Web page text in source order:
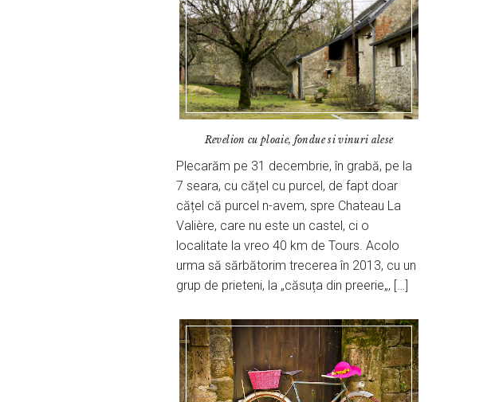
Revelion cu ploaie, fondue si vinuri alese
Plecarăm pe 31 decembrie, în grabă, pe la
7 seara, cu cățel cu purcel, de fapt doar
cățel că purcel n-avem, spre Chateau La
Valière, care nu este un castel, ci o
localitate la vreo 40 km de Tours. Acolo
urma să sărbătorim trecerea în 2013, cu un
grup de prieteni, la „căsuța din preerie„, […]